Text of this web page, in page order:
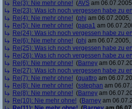
Re(3): Nie mehr ohne! (AVS am
Re(23): Was ich noch vergessen habe zu
Re(4): Nie mehr ohne! (phj am 06.07.2005,
Re(5): Nie mehr ohne! (papa1 am
Re(24): Was ich noch vergessen habe zu
Re(6): Nie mehr ohne! (phj am 06.07.2005,
Re(25): Was ich noch vergessen habe zu
Re(26): Was ich noch vergessen habe zu
Re(6): Nie mehr ohne! (Barney am
Re(27): Was ich noch vergessen habe zu
Re(7): Nie mehr ohne! (quattro am
Re(8): Nie mehr ohne! (sstephan am
Re(8): Nie mehr ohne! (Barney am
Re(10): Nie mehr ohne! (Barney am